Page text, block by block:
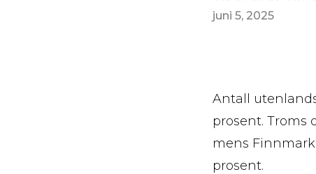
juni 5, 2025
Antall
prosent. Troms
mens
prosent.